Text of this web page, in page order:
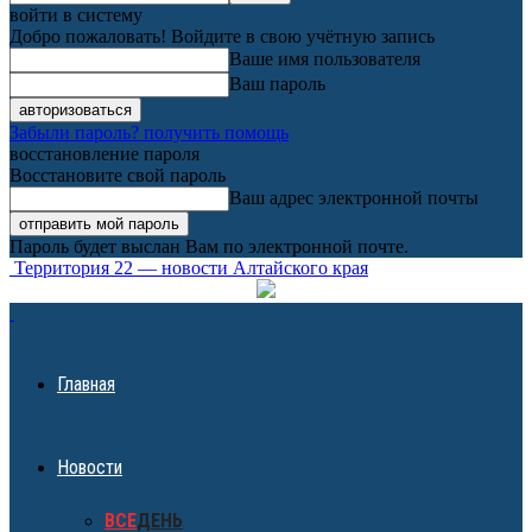
войти в систему
Добро пожаловать! Войдите в свою учётную запись
Ваше имя пользователя
Ваш пароль
Забыли пароль? получить помощь
восстановление пароля
Восстановите свой пароль
Ваш адрес электронной почты
Пароль будет выслан Вам по электронной почте.
Территория 22 — новости Алтайского края
Главная
Новости
ВСЕДЕНЬ